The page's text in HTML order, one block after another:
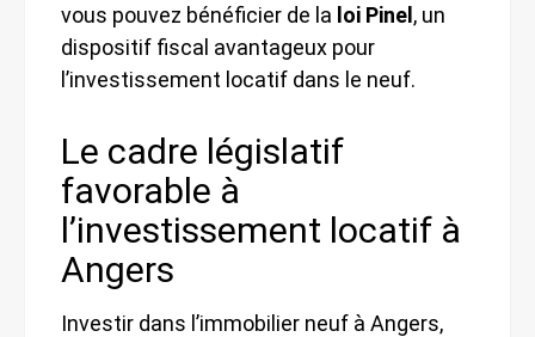
vous pouvez bénéficier de la loi Pinel, un
dispositif fiscal avantageux pour
l’investissement locatif dans le neuf.
Le cadre législatif
favorable à
l’investissement locatif à
Angers
Investir dans l’immobilier neuf à Angers,